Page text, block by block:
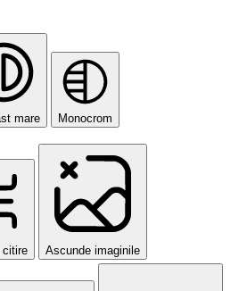
mare Monocrom
citire Ascunde imaginile